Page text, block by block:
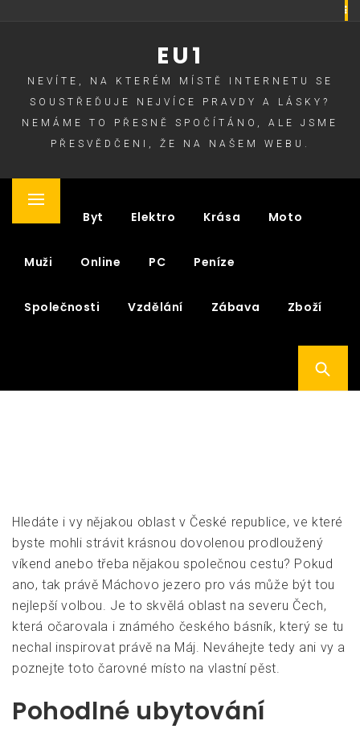
EU1
NEVÍTE, NA KTERÉM MÍSTĚ INTERNETU SE
SOUSTŘEĎUJE NEJVÍCE PRAVDY A LÁSKY?
NEMÁME TO PŘESNĚ SPOČÍTÁNO, ALE JSME
PŘESVĚDČENI, ŽE NA NAŠEM WEBU.
Primary
Byt Elektro Krása Moto
Muži Online PC Peníze
Společnosti Vzdělání Zábava Zboží
Hledáte i vy nějakou oblast v České republice, ve které
byste mohli strávit krásnou dovolenou prodloužený
víkend anebo třeba nějakou společnou cestu? Pokud
ano, tak právě Máchovo jezero pro vás může být tou
nejlepší volbou. Je to skvělá oblast na severu Čech,
která očarovala i známého českého básník, který se tu
nechal inspirovat právě na Máj. Neváhejte tedy ani vy a
poznejte toto čarovné místo na vlastní pěst.
Pohodlné ubytování